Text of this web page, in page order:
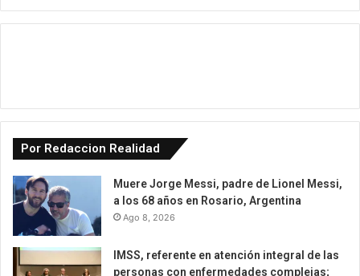
Por Redaccion Realidad
Muere Jorge Messi, padre de Lionel Messi,
a los 68 años en Rosario, Argentina
Ago 8, 2026
IMSS, referente en atención integral de las
personas con enfermedades complejas;